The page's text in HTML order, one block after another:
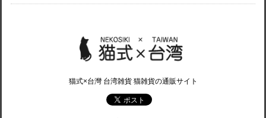
猫式×台灣 台湾雑貨 猫雑貨の通販サイト